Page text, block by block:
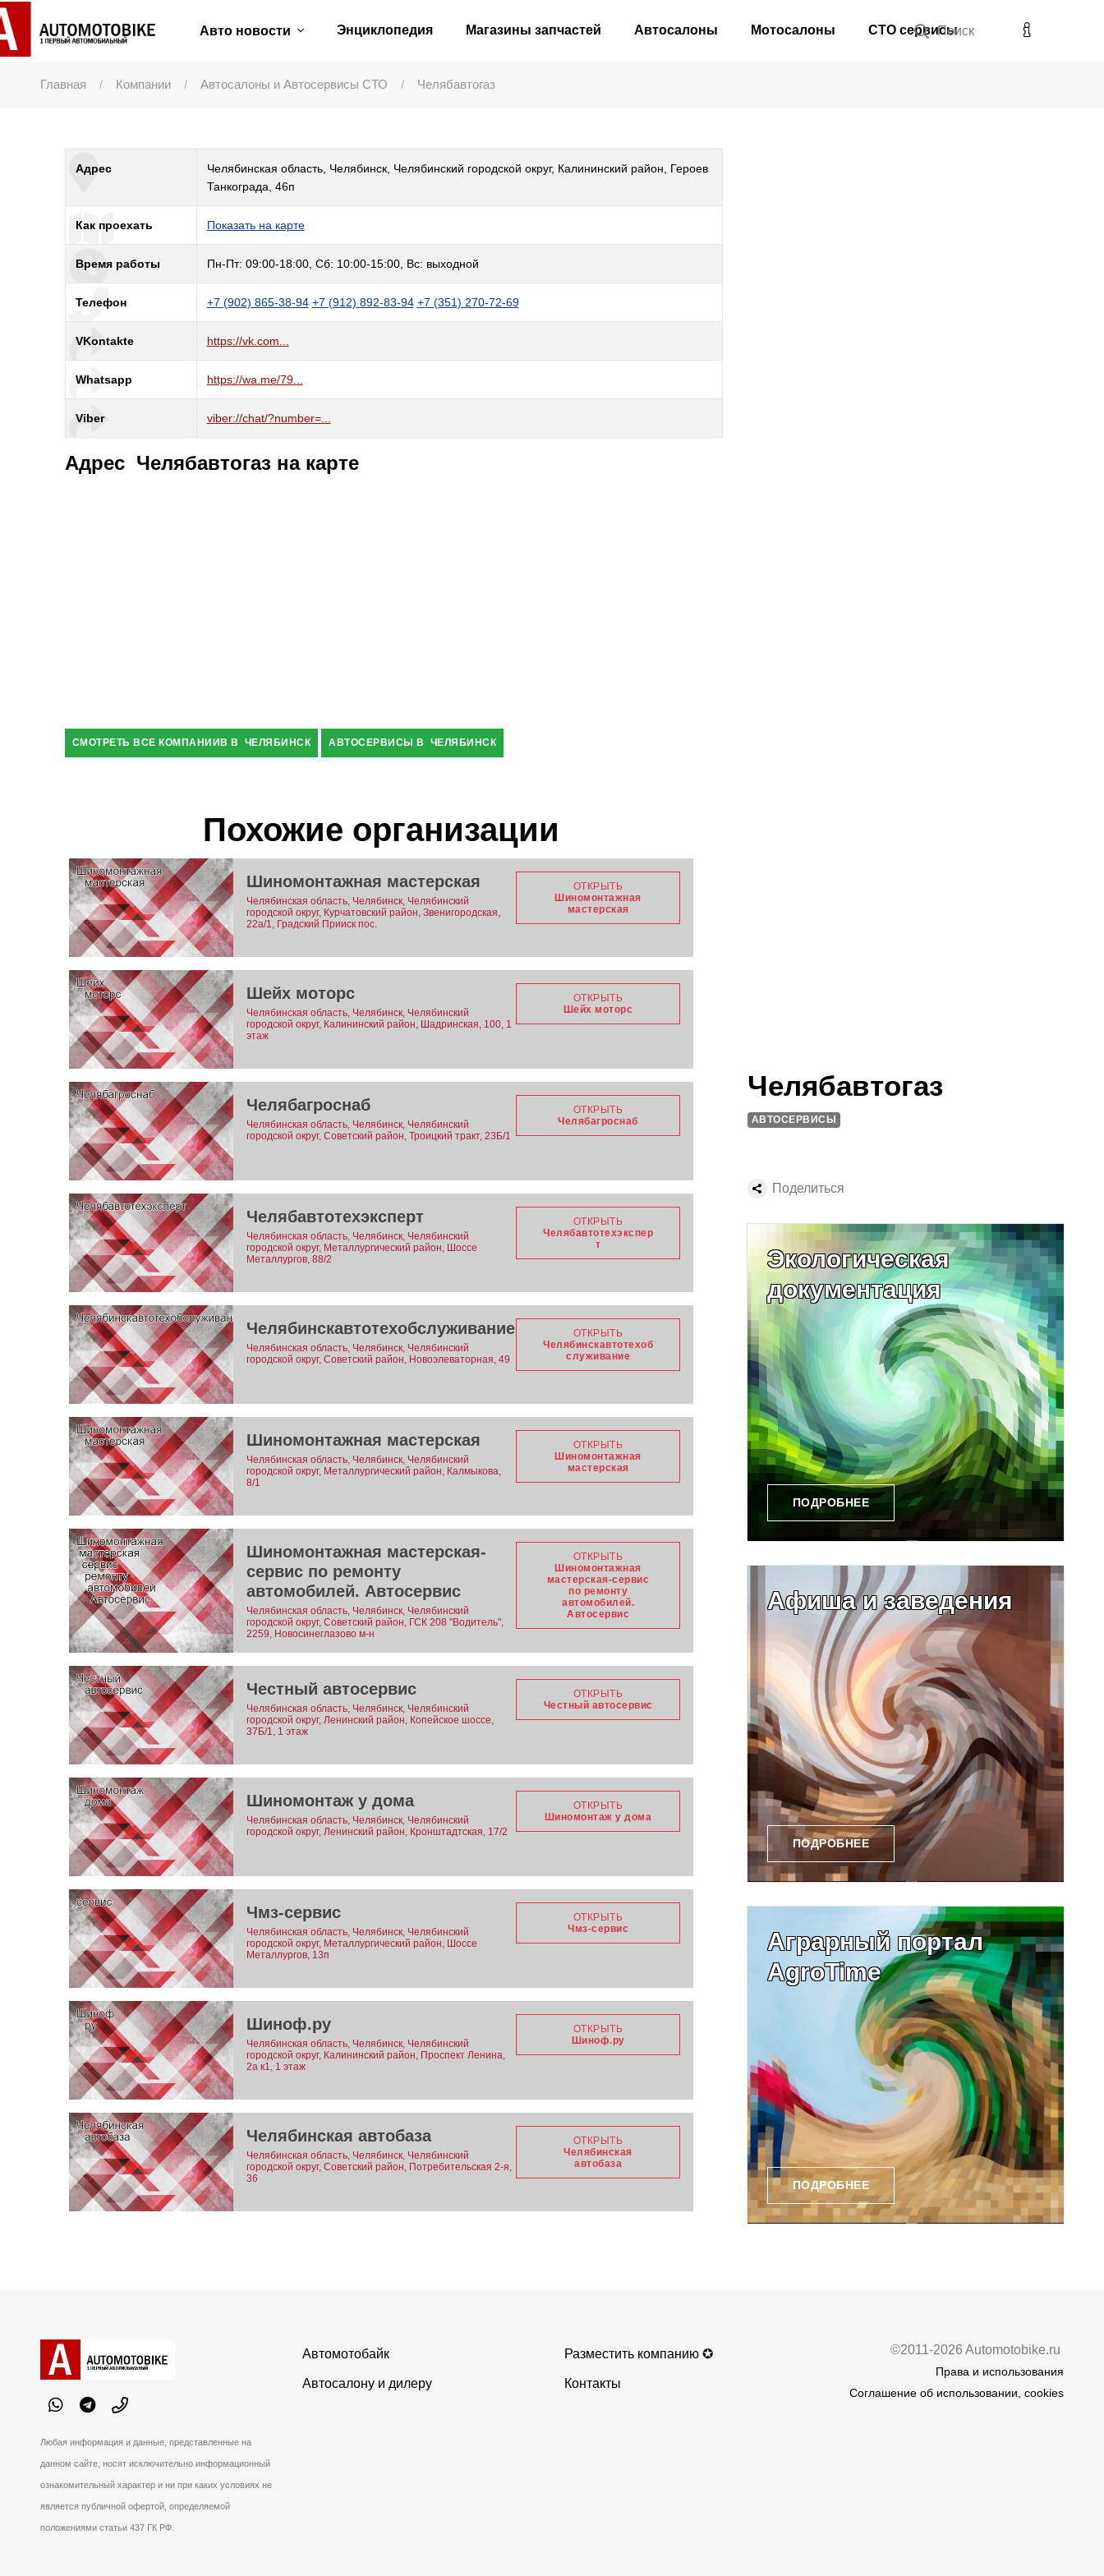
Авто новости Энциклопедия Магазины запчастей Автосалоны Мотосалоны СТО сервисы
Поиск
Главная Компании Автосалоны и Автосервисы СТО Челябавтогаз
Адрес
Челябинская область, Челябинск, Челябинский городской округ, Калининский район, Героев
Танкограда, 46п
Как проехать Показать на карте
Время работы Пн-Пт: 09:00-18:00, Сб: 10:00-15:00, Вс: выходной
Телефон +7 (902) 865-38-94 +7 (912) 892-83-94 +7 (351) 270-72-69
VKontakte https://vk.com...
Whatsapp https://wa.me/79...
Viber viber://chat/?number=...
Адрес Челябавтогаз на карте
СМОТРЕТЬ ВСЕ КОМПАНИИВ В ЧЕЛЯБИНСК АВТОСЕРВИСЫ В ЧЕЛЯБИНСК
Похожие организации
Шиномонтажная мастерская
Челябинская область, Челябинск, Челябинский
городской округ, Курчатовский район, Звенигородская,
22а/1, Градский Прииск пос.
ОТКРЫТЬ
Шиномонтажная
мастерская
Шейх моторс
Челябинская область, Челябинск, Челябинский
городской округ, Калининский район, Шадринская, 100, 1
этаж
ОТКРЫТЬ
Шейх моторс
Челябагроснаб
Челябинская область, Челябинск, Челябинский
городской округ, Советский район, Троицкий тракт, 23Б/1
ОТКРЫТЬ
Челябагроснаб
Челябавтотехэксперт
Челябинская область, Челябинск, Челябинский
городской округ, Металлургический район, Шоссе
Металлургов, 88/2
ОТКРЫТЬ
Челябавтотехэкспер
т
Челябинскавтотехобслуживание
Челябинская область, Челябинск, Челябинский
городской округ, Советский район, Новоэлеваторная, 49
ОТКРЫТЬ
Челябинскавтотехоб
служивание
Шиномонтажная мастерская
Челябинская область, Челябинск, Челябинский
городской округ, Металлургический район, Калмыкова,
8/1
ОТКРЫТЬ
Шиномонтажная
мастерская
Шиномонтажная мастерская-
сервис по ремонту
автомобилей. Автосервис
Челябинская область, Челябинск, Челябинский
городской округ, Советский район, ГСК 208 "Водитель",
2259, Новосинеглазово м-н
ОТКРЫТЬ
Шиномонтажная
мастерская-сервис
по ремонту
автомобилей.
Автосервис
Честный автосервис
Челябинская область, Челябинск, Челябинский
городской округ, Ленинский район, Копейское шоссе,
37Б/1, 1 этаж
ОТКРЫТЬ
Честный автосервис
Шиномонтаж у дома
Челябинская область, Челябинск, Челябинский
городской округ, Ленинский район, Кронштадтская, 17/2
ОТКРЫТЬ
Шиномонтаж у дома
Чмз-сервис
Челябинская область, Челябинск, Челябинский
городской округ, Металлургический район, Шоссе
Металлургов, 13п
ОТКРЫТЬ
Чмз-сервис
Шиноф.ру
Челябинская область, Челябинск, Челябинский
городской округ, Калининский район, Проспект Ленина,
2а к1, 1 этаж
ОТКРЫТЬ
Шиноф.ру
Челябинская автобаза
Челябинская область, Челябинск, Челябинский
городской округ, Советский район, Потребительская 2-я,
36
ОТКРЫТЬ
Челябинская
автобаза
Челябавтогаз
АВТОСЕРВИСЫ
Поделиться
Экологическая
документация
ПОДРОБНЕЕ
Афиша и заведения
ПОДРОБНЕЕ
Аграрный портал
AgroTime
ПОДРОБНЕЕ
Любая информация и данные, представленные на
данном сайте, носят исключительно информационный
ознакомительный характер и ни при каких условиях не
является публичной офертой, определяемой
положениями статьи 437 ГК РФ.
Автомотобайк
Автосалону и дилеру
Разместить компанию ✪
Контакты
©2011-2026 Automotobike.ru
Права и использования
Соглашение об использовании, cookies